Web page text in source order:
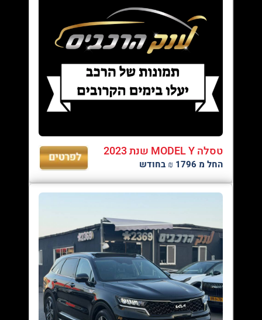
טסלה MODEL Y שנת 2023
החל מ 1796 ₪ בחודש